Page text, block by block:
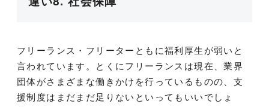
フリーランス・フリーターともに福利厚生が弱いと
言われています。とくにフリーランスは現在、業界
団体がさまざまな働きかけを行っているものの、支
援制度はまだまだ足りないといってもいいでしょ